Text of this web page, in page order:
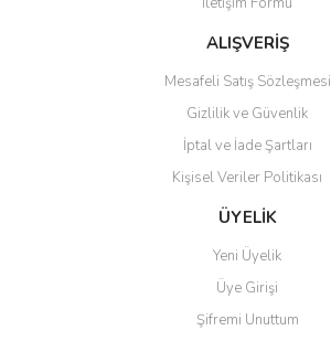
Ürün fiyatı diğer sitelerden daha pahalı.
Bu ürüne benzer farklı alternatifler olmalı.
Gönder
ALIŞVERİŞ
Mesafeli Satış Sözleşmesi
Gizlilik ve Güvenlik
İptal ve İade Şartları
Kişisel Veriler Politikası
ÜYELİK
Yeni Üyelik
Üye Girişi
Şifremi Unuttum